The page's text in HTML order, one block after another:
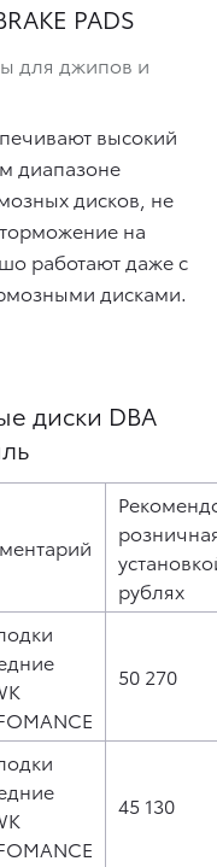
PADS
для джипов и
высокий
диапазоне
дисков, не
на
работают даже с
дисками.
диски DBA
рублях
50 270
45 130